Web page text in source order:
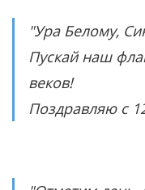
"Ура Белому,
Пускай наш
веков!
Поздравляю с